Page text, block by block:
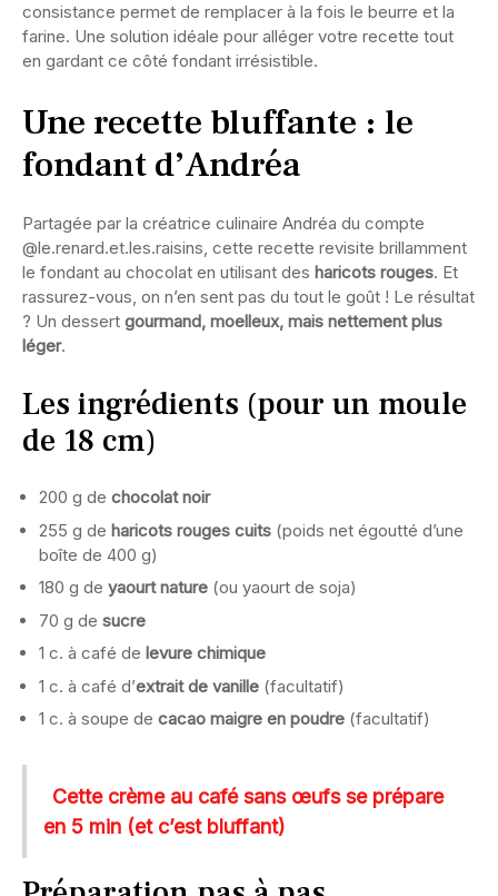
consistance permet de remplacer à la fois le beurre et la
farine. Une solution idéale pour alléger votre recette tout
en gardant ce côté fondant irrésistible.
Une recette bluffante : le
fondant d’Andréa
Partagée par la créatrice culinaire Andréa du compte
@le.renard.et.les.raisins, cette recette revisite brillamment
le fondant au chocolat en utilisant des haricots rouges. Et
rassurez-vous, on n’en sent pas du tout le goût ! Le résultat
? Un dessert gourmand, moelleux, mais nettement plus
léger.
Les ingrédients (pour un moule
de 18 cm)
200 g de chocolat noir
255 g de haricots rouges cuits (poids net égoutté d’une
boîte de 400 g)
180 g de yaourt nature (ou yaourt de soja)
70 g de sucre
1 c. à café de levure chimique
1 c. à café d’extrait de vanille (facultatif)
1 c. à soupe de cacao maigre en poudre (facultatif)
Cette crème au café sans œufs se prépare
en 5 min (et c’est bluffant)